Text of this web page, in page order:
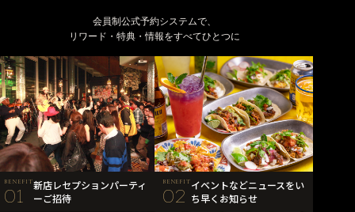
会員制公式予約システムで、
BENEFIT
01
新店レセプションパーティ
ーご招待
BENEFIT
02 イベントなどニュースをい
ち早くお知らせ